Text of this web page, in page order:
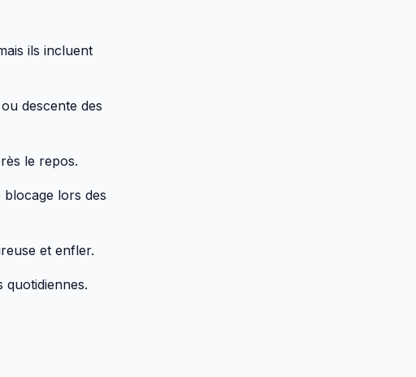
ils incluent
descente des
le repos.
lors des
et enfler.
quotidiennes.